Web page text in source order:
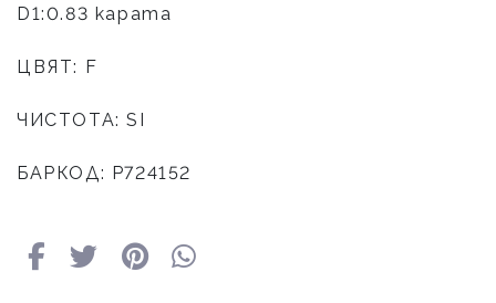
D1:0.83 карата
ЦВЯТ: F
ЧИСТОТА: SI
БАРКОД: Р724152